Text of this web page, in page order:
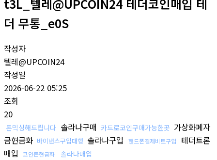
더 무통_e0S
작성자
텔레@UPCOIN24
작성일
2026-06-22 05:25
조회
20
돈믹싱해드립니다 솔라나구매 카드로코인구매가능한곳 가상화폐자
금현금화 바이낸스구입대행 솔라나구입 핸드폰결제비트구입
테더트론
매입
코인돈현금화 솔라나매입